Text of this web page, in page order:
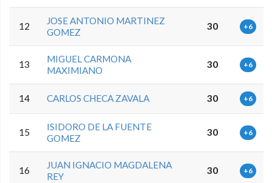
12
JOSE ANTONIO MARTINEZ
GOMEZ
30 +6
13
MIGUEL CARMONA
MAXIMIANO
30 +6
14 CARLOS CHECA ZAVALA 30 +6
15
ISIDORO DE LA FUENTE
GOMEZ
30 +6
16
JUAN IGNACIO MAGDALENA
REY
30 +6